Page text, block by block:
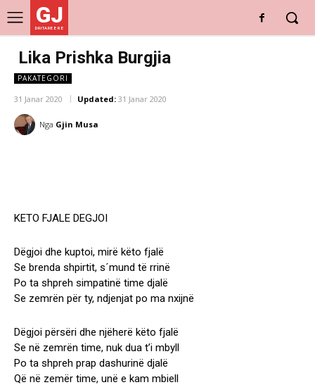
GJ
DRITARE E RE
Lika Prishka Burgjia
PAKATEGORI
31 Janar 2020 Updated: 31 Janar 2020
Nga Gjin Musa
KETO FJALE DEGJOI
Dëgjoi dhe kuptoi, mirë këto fjalë
Se brenda shpirtit, s´mund të rrinë
Po ta shpreh simpatinë time djalë
Se zemrën për ty, ndjenjat po ma nxijnë
Dëgjoi përsëri dhe njëherë këto fjalë
Se në zemrën time, nuk dua t’i mbyll
Po ta shpreh prap dashurinë djalë
Që në zemër time, unë e kam mbiell